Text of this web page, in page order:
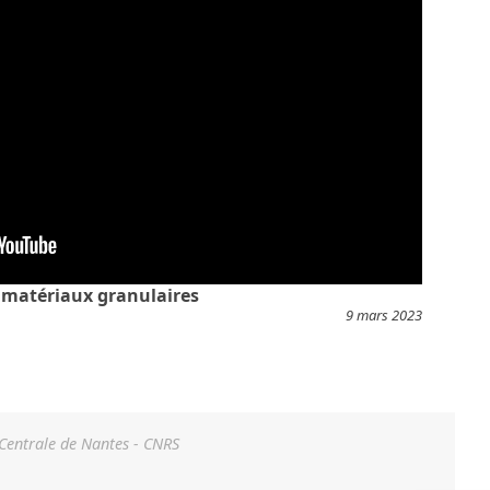
granulaires
9 mars 2023
de Nantes - CNRS